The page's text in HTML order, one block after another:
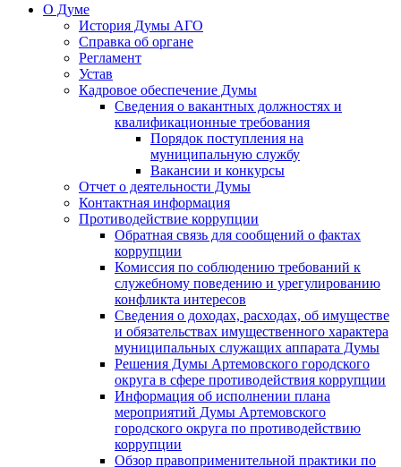
О Думе
История Думы АГО
Справка об органе
Регламент
Устав
Кадровое обеспечение Думы
Сведения о вакантных должностях и
квалификационные требования
Порядок поступления на
муниципальную службу
Вакансии и конкурсы
Отчет о деятельности Думы
Контактная информация
Противодействие коррупции
Обратная связь для сообщений о фактах
коррупции
Комиссия по соблюдению требований к
служебному поведению и урегулированию
конфликта интересов
Сведения о доходах, расходах, об имуществе
и обязательствах имущественного характера
муниципальных служащих аппарата Думы
Решения Думы Артемовского городского
округа в сфере противодействия коррупции
Информация об исполнении плана
мероприятий Думы Артемовского
городского округа по противодействию
коррупции
Обзор правоприменительной практики по